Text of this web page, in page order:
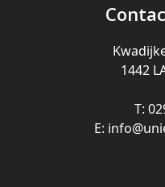
1442
T:
E: